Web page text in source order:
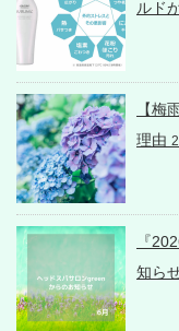
ルド
【梅
理由
『
知ら